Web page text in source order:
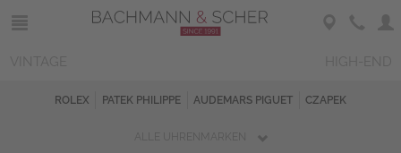
ROLEX PATEK PHILIPPE AUDEMARS PIGUET CZAPEK